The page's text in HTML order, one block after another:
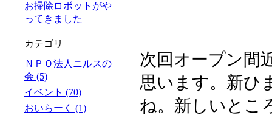
次回オープン間
思います。新ひ
ね。新しいとこ
お掃除ロボットがや
ってきました
カテゴリ
ＮＰＯ法人ニルスの
会 (5)
イベント (70)
おいらーく (1)